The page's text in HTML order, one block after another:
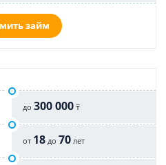
займ
до 300 000 ₸
от 18 до 70 лет